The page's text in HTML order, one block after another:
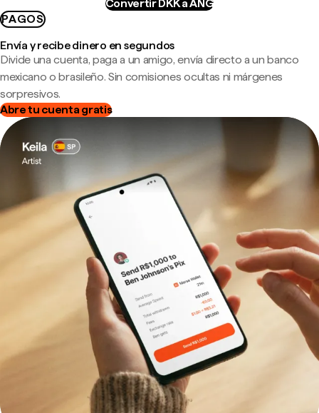
Convertir DKK a ANG
PAGOS
Envía y recibe dinero en segundos
Divide una cuenta, paga a un amigo, envía directo a un banco
mexicano o brasileño. Sin comisiones ocultas ni márgenes
sorpresivos.
Abre tu cuenta gratis